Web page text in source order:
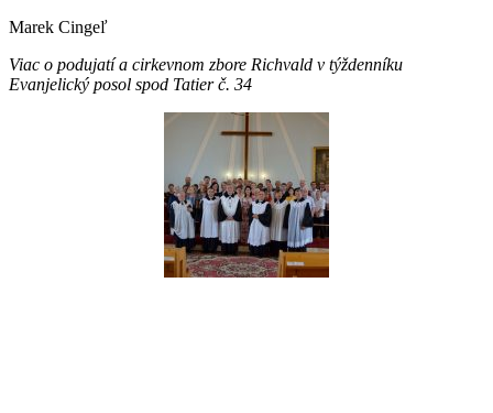
Marek Cingeľ
Viac o podujatí a cirkevnom zbore Richvald v týždenníku
Evanjelický posol spod Tatier č. 34